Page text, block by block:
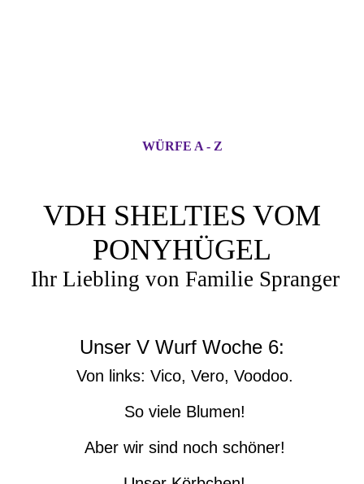
WÜRFE A - Z
VDH SHELTIES VOM
PONYHÜGEL
Ihr Liebling von Familie Spranger
Unser V Wurf Woche 6:
Von links: Vico, Vero, Voodoo.
So viele Blumen!
Aber wir sind noch schöner!